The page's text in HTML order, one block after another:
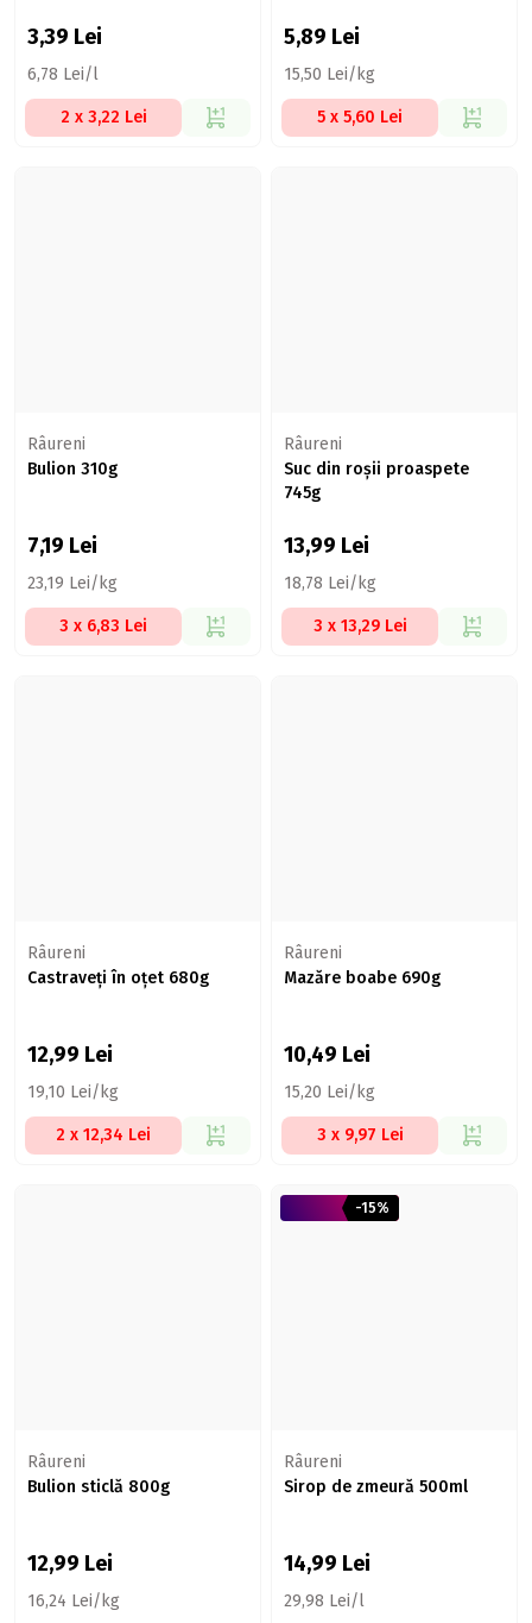
3,39 Lei
6,78 Lei/l
2 x 3,22 Lei
5,89 Lei
15,50 Lei/kg
5 x 5,60 Lei
Râureni
Bulion 310g
7,19 Lei
23,19 Lei/kg
3 x 6,83 Lei
Râureni
Suc din roșii proaspete
745g
13,99 Lei
18,78 Lei/kg
3 x 13,29 Lei
Râureni
Castraveți în oțet 680g
12,99 Lei
19,10 Lei/kg
2 x 12,34 Lei
Râureni
Mazăre boabe 690g
10,49 Lei
15,20 Lei/kg
3 x 9,97 Lei
Râureni
Bulion sticlă 800g
12,99 Lei
16,24 Lei/kg
-15%
Râureni
Sirop de zmeură 500ml
14,99 Lei
29,98 Lei/l